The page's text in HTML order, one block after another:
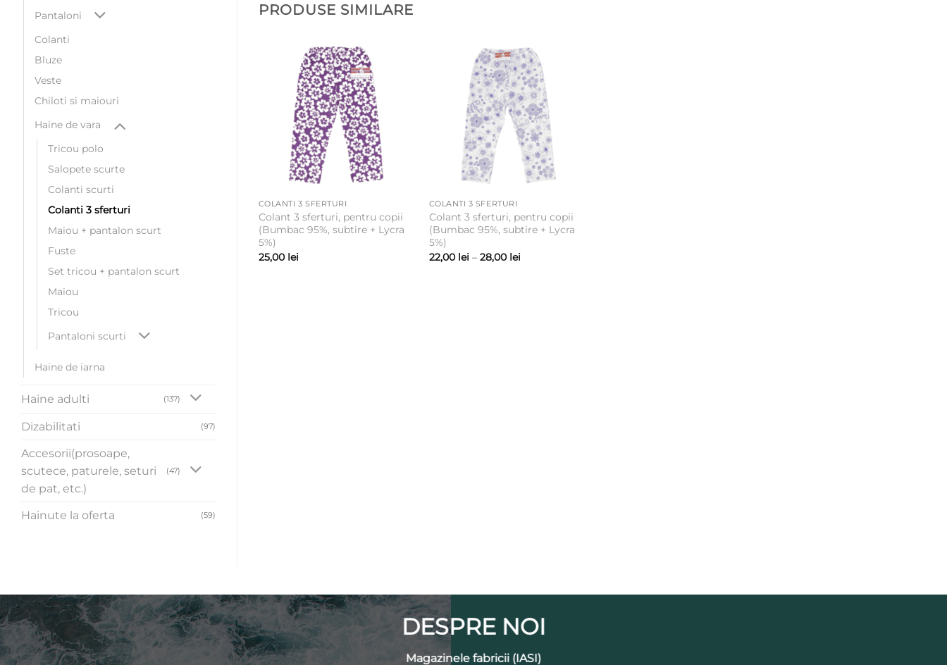
Pantaloni
Colanti
Bluze
Veste
Chiloti si maiouri
Haine de vara
Tricou polo
Salopete scurte
Colanti scurti
Colanti 3 sferturi
Maiou + pantalon scurt
Fuste
Set tricou + pantalon scurt
Maiou
Tricou
Pantaloni scurti
Haine de iarna
Haine adulti (137)
Dizabilitati (97)
Accesorii(prosoape,
scutece, paturele, seturi
de pat, etc.)
(47)
Hainute la oferta (59)
PRODUSE SIMILARE
COLANTI 3 SFERTURI
Colant 3 sferturi, pentru copii
(Bumbac 95%, subtire + Lycra
5%)
25,00 lei
COLANTI 3 SFERTURI
Colant 3 sferturi, pentru copii
(Bumbac 95%, subtire + Lycra
5%)
22,00 lei – 28,00 leiInterval
DESPRE NOI
Magazinele fabricii (IASI)